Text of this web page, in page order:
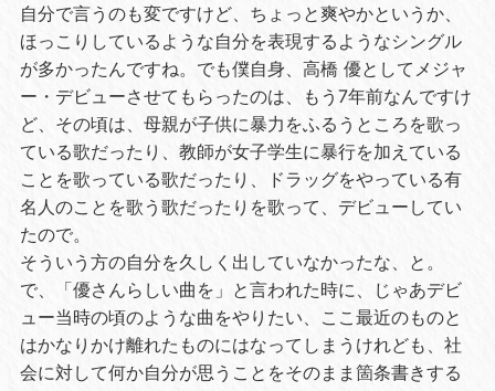
自分で言うのも変ですけど、ちょっと爽やかというか、
ほっこりしているような自分を表現するようなシングル
が多かったんですね。でも僕自身、高橋 優としてメジャ
ー・デビューさせてもらったのは、もう7年前なんですけ
ど、その頃は、母親が子供に暴力をふるうところを歌っ
ている歌だったり、教師が女子学生に暴行を加えている
ことを歌っている歌だったり、ドラッグをやっている有
名人のことを歌う歌だったりを歌って、デビューしてい
たので。
そういう方の自分を久しく出していなかったな、と。
で、「優さんらしい曲を」と言われた時に、じゃあデビ
ュー当時の頃のような曲をやりたい、ここ最近のものと
はかなりかけ離れたものにはなってしまうけれども、社
会に対して何か自分が思うことをそのまま箇条書きする